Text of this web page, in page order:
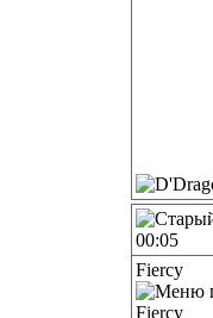
00:05
Fiercy